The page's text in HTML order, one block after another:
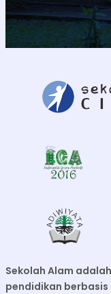
Sekolah Alam
pendidikan